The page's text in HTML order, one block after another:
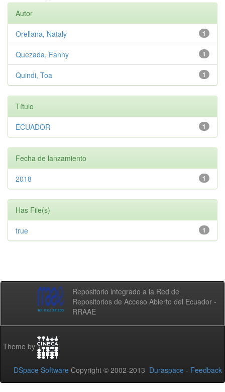
Autor
1
Orellana, Nataly
1
Quezada, Fanny
1
Quindi, Toa
Título
1
ECUADOR
Fecha de lanzamiento
1
2018
Has File(s)
1
true
Repositorio integrado a la Red de
Repositorios de Acceso Abierto del Ecuador -
RRAAE
Theme by
DSpace Software Copyright © 2002-2013 Duraspace - Feedback